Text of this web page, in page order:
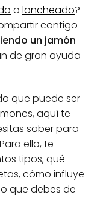
o loncheado?
contigo
un jamón
de gran ayuda
que puede ser
aquí te
saber para
ello, te
tipos, qué
cómo influye
que debes de